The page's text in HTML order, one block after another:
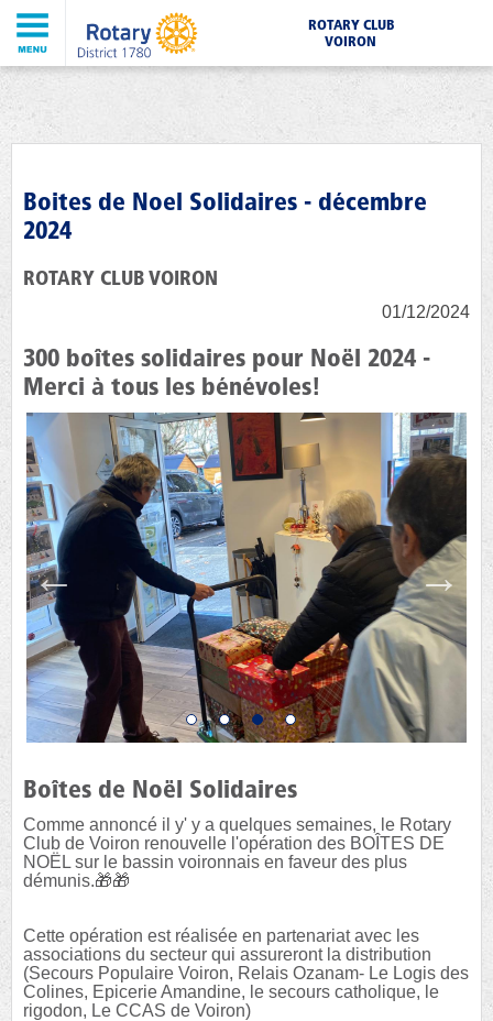
ROTARY CLUB
VOIRON
Boites de Noel Solidaires - décembre
2024
ROTARY CLUB VOIRON
01/12/2024
300 boîtes solidaires pour Noël 2024 -
Merci à tous les bénévoles!
Boîtes de Noël Solidaires
Comme annoncé il y' y a quelques semaines, le Rotary
Club de Voiron renouvelle l'opération des BOÎTES DE
NOËL sur le bassin voironnais en faveur des plus
démunis.🎁🎁
Cette opération est réalisée en partenariat avec les
associations du secteur qui assureront la distribution
(Secours Populaire Voiron, Relais Ozanam- Le Logis des
Colines, Epicerie Amandine, le secours catholique, le
rigodon, Le CCAS de Voiron)